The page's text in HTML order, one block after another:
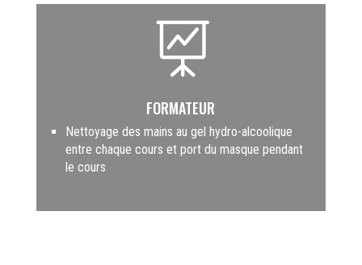

FORMATEUR
Nettoyage des mains au gel hydro-alcoolique
entre chaque cours et port du masque pendant
le cours